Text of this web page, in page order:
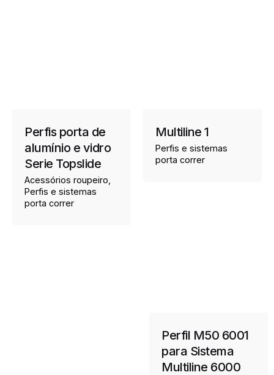
Perfis porta de
alumínio e vidro
Serie Topslide
Acessórios roupeiro
Perfis e sistemas
porta correr
Multiline 1
Perfis e sistemas
porta correr
Perfil M50 6001
para Sistema
Multiline 6000